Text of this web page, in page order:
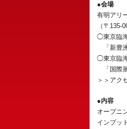
●会場
有明アリ
（〒
◯東京臨
「新豊
◯東京臨
「国際
＞＞アク
●内容
オープニ
インプッ